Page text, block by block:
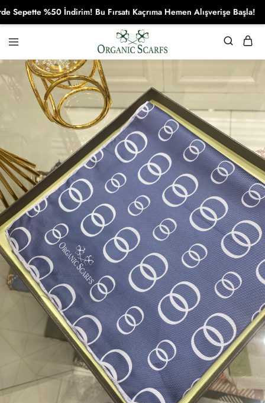
Organikscarf
%50 İndirim! Bu Fırsatı Kaçrıma Hemen Alışverişe Başla!